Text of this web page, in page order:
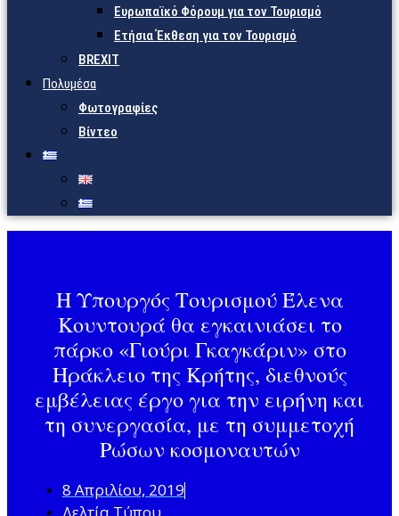
Ευρωπαϊκό Φόρουμ για τον Τουρισμό
Ετήσια Έκθεση για τον Τουρισμό
BREXIT
Πολυμέσα
Φωτογραφίες
Βίντεο
Η Υπουργός Τουρισμού Έλενα
Κουντουρά θα εγκαινιάσει το
πάρκο «Γιούρι Γκαγκάριν» στο
Ηράκλειο της Κρήτης, διεθνούς
εμβέλειας έργο για την ειρήνη και
τη συνεργασία, με τη συμμετοχή
Ρώσων κοσμοναυτών
8 Απριλίου, 2019